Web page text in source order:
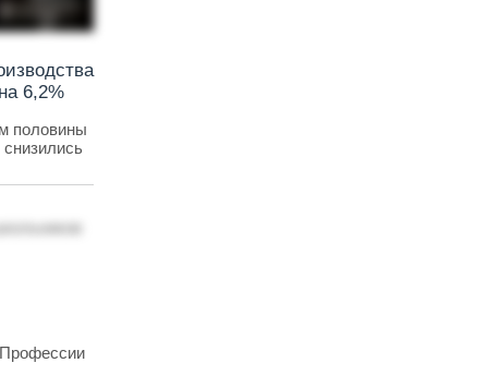
6,2%
половины